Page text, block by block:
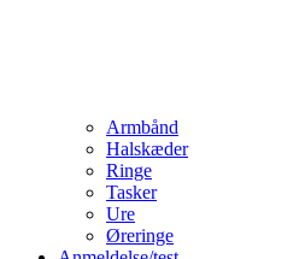
Armbånd
Halskæder
Ringe
Tasker
Ure
Øreringe